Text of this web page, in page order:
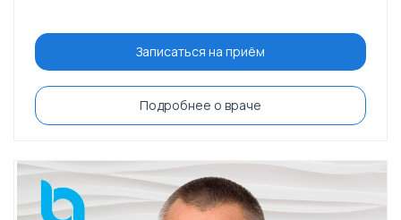
Записаться на приём
Подробнее о враче